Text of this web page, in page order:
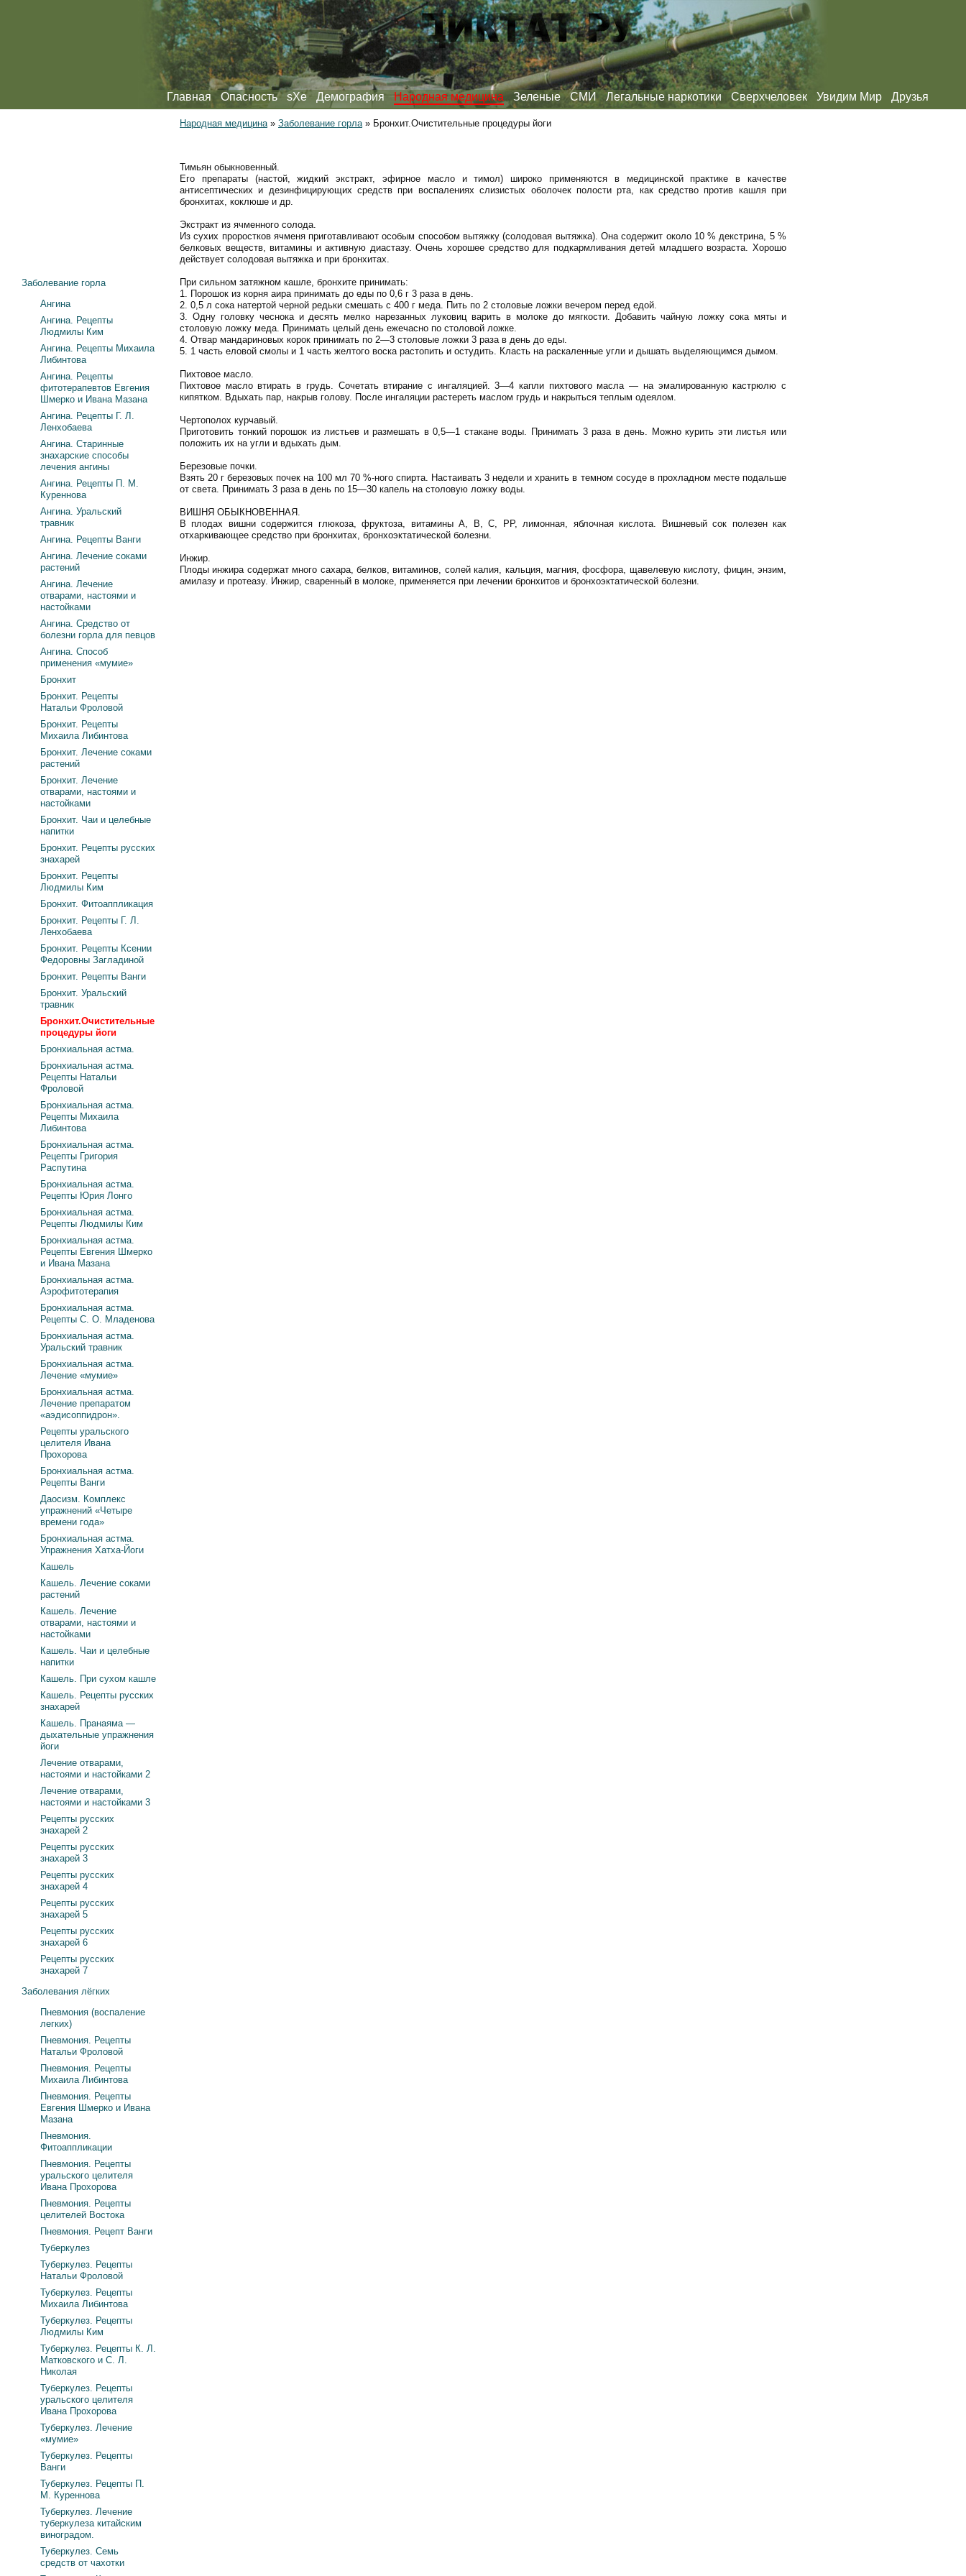
Главная Опасность sXe Демография Народная медицина Зеленые СМИ Легальные наркотики Сверхчеловек Увидим Мир Друзья
Народная медицина» Заболевание горла» Бронхит.Очистительные процедуры йоги
Тимьян обыкновенный.
Его препараты (настой, жидкий экстракт, эфирное масло и тимол) широко применяются в медицинской практике в качестве
антисептических и дезинфицирующих средств при воспалениях слизистых оболочек полости рта, как средство против кашля при
бронхитах, коклюше и др.
Экстракт из ячменного солода.
Из сухих проростков ячменя приготавливают особым способом вытяжку (солодовая вытяжка). Она содержит около 10 % декстрина, 5 %
белковых веществ, витамины и активную диастазу. Очень хорошее средство для подкармливания детей младшего возраста. Хорошо
действует солодовая вытяжка и при бронхитах.
При сильном затяжном кашле, бронхите принимать:
1. Порошок из корня аира принимать до еды по 0,6 г 3 раза в день.
2. 0,5 л сока натертой черной редьки смешать с 400 г меда. Пить по 2 столовые ложки вечером перед едой.
3. Одну головку чеснока и десять мелко нарезанных луковиц варить в молоке до мягкости. Добавить чайную ложку сока мяты и
столовую ложку меда. Принимать целый день ежечасно по столовой ложке.
4. Отвар мандариновых корок принимать по 2—3 столовые ложки 3 раза в день до еды.
5. 1 часть еловой смолы и 1 часть желтого воска растопить и остудить. Класть на раскаленные угли и дышать выделяющимся дымом.
Пихтовое масло.
Пихтовое масло втирать в грудь. Сочетать втирание с ингаляцией. 3—4 капли пихтового масла — на эмалированную кастрюлю с
кипятком. Вдыхать пар, накрыв голову. После ингаляции растереть маслом грудь и накрыться теплым одеялом.
Чертополох курчавый.
Приготовить тонкий порошок из листьев и размешать в 0,5—1 стакане воды. Принимать 3 раза в день. Можно курить эти листья или
положить их на угли и вдыхать дым.
Березовые почки.
Взять 20 г березовых почек на 100 мл 70 %-ного спирта. Настаивать 3 недели и хранить в темном сосуде в прохладном месте подальше
от света. Принимать 3 раза в день по 15—30 капель на столовую ложку воды.
ВИШНЯ ОБЫКНОВЕННАЯ.
В плодах вишни содержится глюкоза, фруктоза, витамины А, В, С, РР, лимонная, яблочная кислота. Вишневый сок полезен как
отхаркивающее средство при бронхитах, бронхоэктатической болезни.
Инжир.
Плоды инжира содержат много сахара, белков, витаминов, солей калия, кальция, магния, фосфора, щавелевую кислоту, фицин, энзим,
амилазу и протеазу. Инжир, сваренный в молоке, применяется при лечении бронхитов и бронхоэктатической болезни.
Заболевание горла
Ангина
Ангина. Рецепты
Людмилы Ким
Ангина. Рецепты Михаила
Либинтова
Ангина. Рецепты
фитотерапевтов Евгения
Шмерко и Ивана Мазана
Ангина. Рецепты Г. Л.
Ленхобаева
Ангина. Старинные
знахарские способы
лечения ангины
Ангина. Рецепты П. М.
Куреннова
Ангина. Уральский
травник
Ангина. Рецепты Ванги
Ангина. Лечение соками
растений
Ангина. Лечение
отварами, настоями и
настойками
Ангина. Средство от
болезни горла для певцов
Ангина. Способ
применения «мумие»
Бронхит
Бронхит. Рецепты
Натальи Фроловой
Бронхит. Рецепты
Михаила Либинтова
Бронхит. Лечение соками
растений
Бронхит. Лечение
отварами, настоями и
настойками
Бронхит. Чаи и целебные
напитки
Бронхит. Рецепты русских
знахарей
Бронхит. Рецепты
Людмилы Ким
Бронхит. Фитоаппликация
Бронхит. Рецепты Г. Л.
Ленхобаева
Бронхит. Рецепты Ксении
Федоровны Загладиной
Бронхит. Рецепты Ванги
Бронхит. Уральский
травник
Бронхит.Очистительные
процедуры йоги
Бронхиальная астма.
Бронхиальная астма.
Рецепты Натальи
Фроловой
Бронхиальная астма.
Рецепты Михаила
Либинтова
Бронхиальная астма.
Рецепты Григория
Распутина
Бронхиальная астма.
Рецепты Юрия Лонго
Бронхиальная астма.
Рецепты Людмилы Ким
Бронхиальная астма.
Рецепты Евгения Шмерко
и Ивана Мазана
Бронхиальная астма.
Аэрофитотерапия
Бронхиальная астма.
Рецепты С. О. Младенова
Бронхиальная астма.
Уральский травник
Бронхиальная астма.
Лечение «мумие»
Бронхиальная астма.
Лечение препаратом
«аэдисоппидрон».
Рецепты уральского
целителя Ивана
Прохорова
Бронхиальная астма.
Рецепты Ванги
Даосизм. Комплекс
упражнений «Четыре
времени года»
Бронхиальная астма.
Упражнения Хатха-Йоги
Кашель
Кашель. Лечение соками
растений
Кашель. Лечение
отварами, настоями и
настойками
Кашель. Чаи и целебные
напитки
Кашель. При сухом кашле
Кашель. Рецепты русских
знахарей
Кашель. Пранаяма —
дыхательные упражнения
йоги
Лечение отварами,
настоями и настойками 2
Лечение отварами,
настоями и настойками 3
Рецепты русских
знахарей 2
Рецепты русских
знахарей 3
Рецепты русских
знахарей 4
Рецепты русских
знахарей 5
Рецепты русских
знахарей 6
Рецепты русских
знахарей 7
Заболевания лёгких
Пневмония (воспаление
легких)
Пневмония. Рецепты
Натальи Фроловой
Пневмония. Рецепты
Михаила Либинтова
Пневмония. Рецепты
Евгения Шмерко и Ивана
Мазана
Пневмония.
Фитоаппликации
Пневмония. Рецепты
уральского целителя
Ивана Прохорова
Пневмония. Рецепты
целителей Востока
Пневмония. Рецепт Ванги
Туберкулез
Туберкулез. Рецепты
Натальи Фроловой
Туберкулез. Рецепты
Михаила Либинтова
Туберкулез. Рецепты
Людмилы Ким
Туберкулез. Рецепты К. Л.
Матковского и С. Л.
Николая
Туберкулез. Рецепты
уральского целителя
Ивана Прохорова
Туберкулез. Лечение
«мумие»
Туберкулез. Рецепты
Ванги
Туберкулез. Рецепты П.
М. Куреннова
Туберкулез. Лечение
туберкулеза китайским
виноградом.
Туберкулез. Семь
средств от чахотки